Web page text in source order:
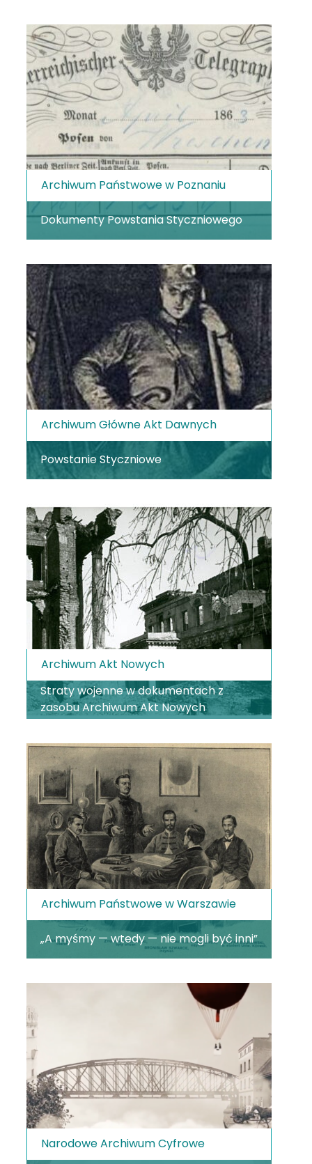
Archiwum Państwowe w Poznaniu
Dokumenty Powstania Styczniowego
Archiwum Główne Akt Dawnych
Powstanie Styczniowe
Archiwum Akt Nowych
Straty wojenne w dokumentach z
zasobu Archiwum Akt Nowych
Archiwum Państwowe w Warszawie
„A myśmy — wtedy — nie mogli być inni”
Narodowe Archiwum Cyfrowe